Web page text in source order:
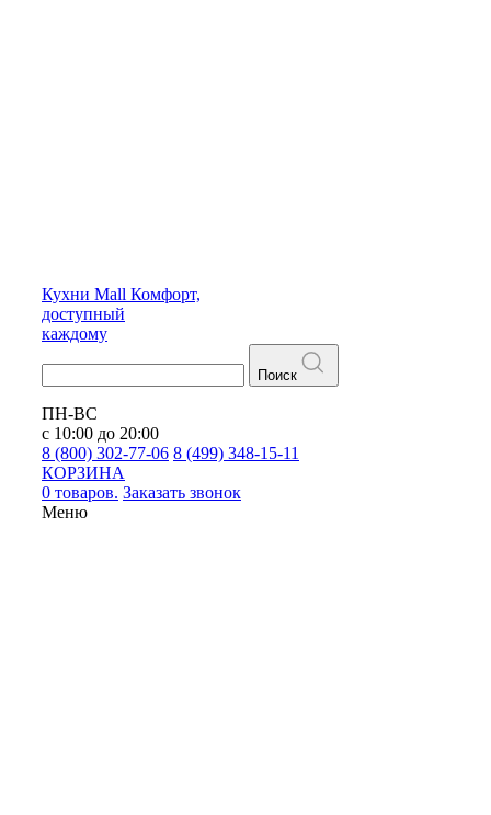
Кухни Mall Комфорт,
доступный
каждому
Поиск
ПН-ВС
с 10:00 до 20:00
8 (800) 302-77-06 8 (499) 348-15-11
КОРЗИНА
0 товаров. Заказать звонок
Меню